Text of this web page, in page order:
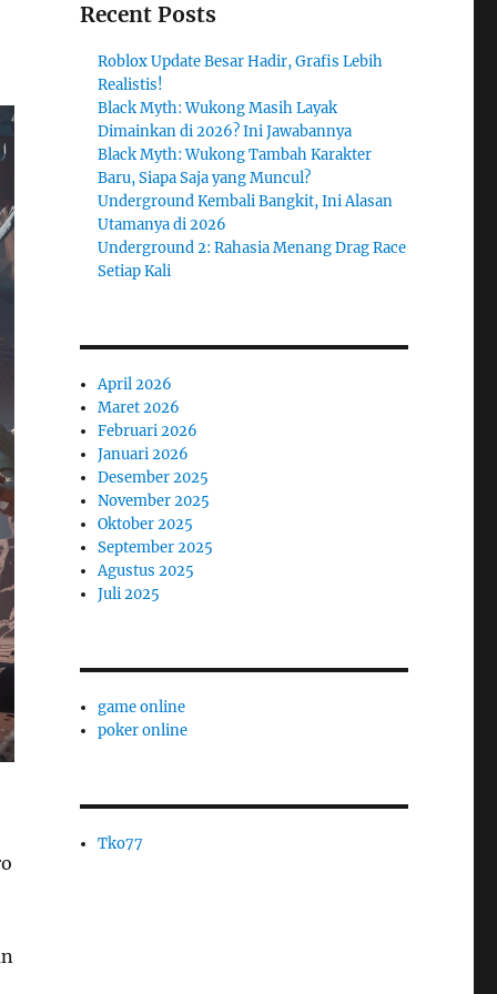
Recent Posts
Roblox Update Besar Hadir, Grafis Lebih
Realistis!
Black Myth: Wukong Masih Layak
Dimainkan di 2026? Ini Jawabannya
Black Myth: Wukong Tambah Karakter
Baru, Siapa Saja yang Muncul?
Underground Kembali Bangkit, Ini Alasan
Utamanya di 2026
Underground 2: Rahasia Menang Drag Race
Setiap Kali
April 2026
Maret 2026
Februari 2026
Januari 2026
Desember 2025
November 2025
Oktober 2025
September 2025
Agustus 2025
Juli 2025
game online
poker online
Tko77